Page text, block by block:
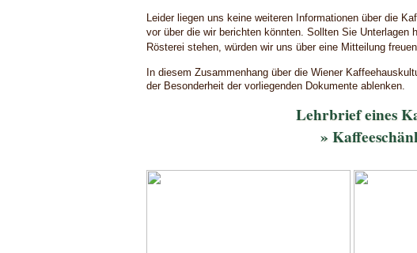
Leider liegen uns keine weiteren Informationen über die
vor über die wir berichten könnten. Sollten Sie Unterlagen
Rösterei stehen, würden wir uns über eine Mitteilung freuen
In diesem Zusammenhang über die Wiener
der Besonderheit der vorliegenden Dokumente ablenken.
Lehrbrief eines
»